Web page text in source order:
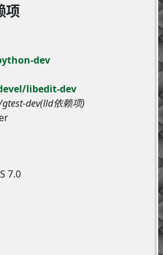
项
dev
libedit-dev
dev(lld依赖项)
7.0